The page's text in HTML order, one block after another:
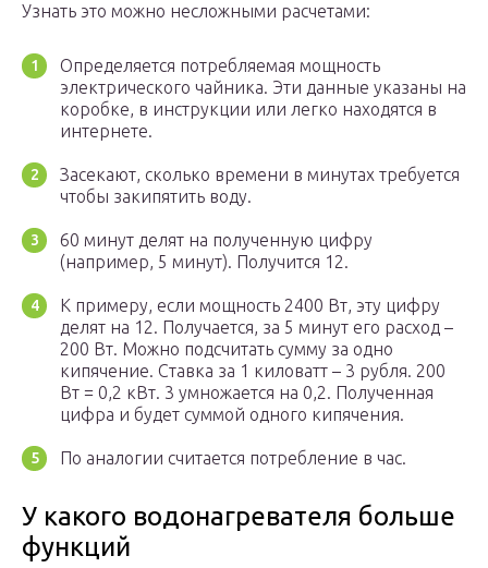
Узнать это можно несложными расчетами:
Определяется потребляемая мощность
электрического чайника. Эти данные указаны на
коробке, в инструкции или легко находятся в
интернете.
Засекают, сколько времени в минутах требуется
чтобы закипятить воду.
60 минут делят на полученную цифру
(например, 5 минут). Получится 12.
К примеру, если мощность 2400 Вт, эту цифру
делят на 12. Получается, за 5 минут его расход –
200 Вт. Можно подсчитать сумму за одно
кипячение. Ставка за 1 киловатт – 3 рубля. 200
Вт = 0,2 кВт. 3 умножается на 0,2. Полученная
цифра и будет суммой одного кипячения.
По аналогии считается потребление в час.
У какого водонагревателя больше
функций